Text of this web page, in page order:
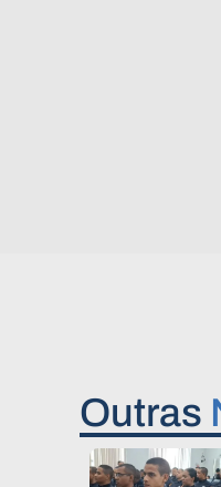
Outras